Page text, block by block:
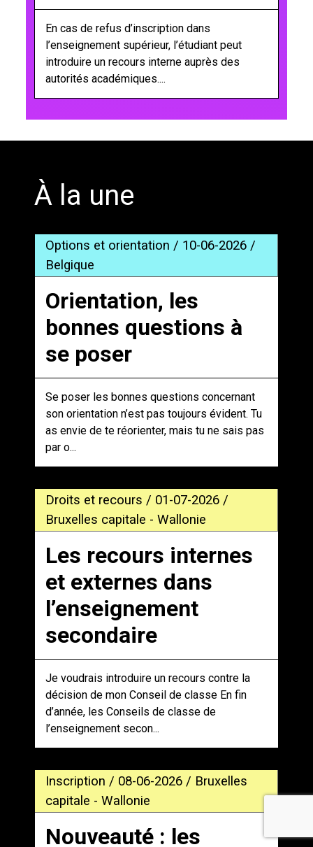
En cas de refus d’inscription dans
l’enseignement supérieur, l’étudiant peut
introduire un recours interne auprès des
autorités académiques....
À la une
Options et orientation / 10-06-2026 /
Belgique
Orientation, les
bonnes questions à
se poser
Se poser les bonnes questions concernant
son orientation n’est pas toujours évident. Tu
as envie de te réorienter, mais tu ne sais pas
par o...
Droits et recours / 01-07-2026 /
Bruxelles capitale - Wallonie
Les recours internes
et externes dans
l’enseignement
secondaire
Je voudrais introduire un recours contre la
décision de mon Conseil de classe En fin
d’année, les Conseils de classe de
l’enseignement secon...
Inscription / 08-06-2026 / Bruxelles
capitale - Wallonie
Nouveauté : les